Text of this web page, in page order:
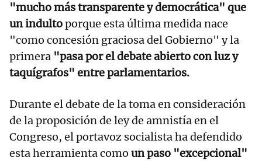
"mucho más transparente y democrática" que
un indultoporque esta última medida nace
"como concesión graciosa del Gobierno" y la
primera "pasa por el debate abierto con luz y
taquígrafos" entre parlamentarios.
Durante el debate de la toma en consideración
de la proposición de ley de amnistía en el
Congreso, el portavoz socialista ha defendido
esta herramienta como un paso "excepcional"